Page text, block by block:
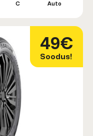
C Auto
49€
Soodus!